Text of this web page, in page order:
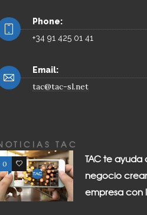
Phone:
+34 91 425 01 41
Email:
tac@tac-sl.net
TAC
0 0
TAC te
negocio
empresa con